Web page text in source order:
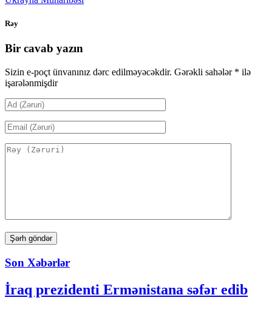
Rəy
Bir cavab yazın
Sizin e-poçt ünvanınız dərc edilməyəcəkdir. Gərəkli sahələr * ilə
işarələnmişdir
Son Xəbərlər
İraq prezidenti Ermənistana səfər edib